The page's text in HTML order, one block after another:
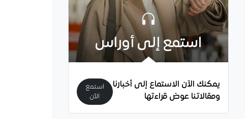
محمد صلاح رسميا في طرابزون
سبور.. ما تفاصيل الراتب
والمكافآت؟
استمع إلى أوراس
يمكنك الآن الاستماع إلى أخبارنا
ومقالاتنا عوض قراءتها
استمع
الآن